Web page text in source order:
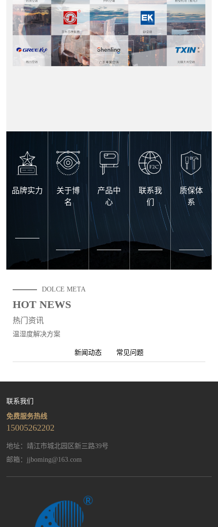
品牌实力
关于博
名
产品中
心
联系我
们
质保体
系
DOLCE META
HOT NEWS
热门资讯
温湿度解决方案
新闻动态 常见问题
联系我们
免费服务热线
15005262202
地址：靖江市城北园区新三路39号
邮箱： jjboming@163.com